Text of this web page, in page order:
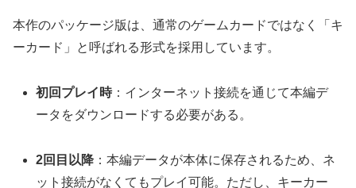
本作のパッケージ版は、通常のゲームカードではなく「キ
ーカード」と呼ばれる形式を採用しています。
初回プレイ時：インターネット接続を通じて本編デ
ータをダウンロードする必要がある。
2回目以降 ：本編データが本体に保存されるため、ネ
ット接続がなくてもプレイ可能。ただし、キーカー